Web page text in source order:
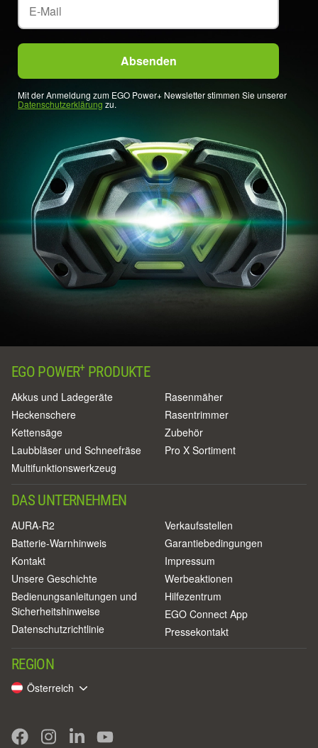
Mit der Anmeldung zum EGO Power+ Newsletter stimmen Sie unserer
Datenschutzerklärung zu.
EGO POWER+PRODUKTE
Akkus und Ladegeräte
Heckenschere
Kettensäge
Laubbläser und Schneefräse
Multifunktionswerkzeug
Rasenmäher
Rasentrimmer
Zubehör
Pro X Sortiment
DAS UNTERNEHMEN
AURA-R2
Batterie-Warnhinweis
Kontakt
Unsere Geschichte
Bedienungsanleitungen und
Sicherheitshinweise
Datenschutzrichtlinie
Verkaufsstellen
Garantiebedingungen
Impressum
Werbeaktionen
Hilfezentrum
EGO Connect App
Pressekontakt
REGION
Österreich